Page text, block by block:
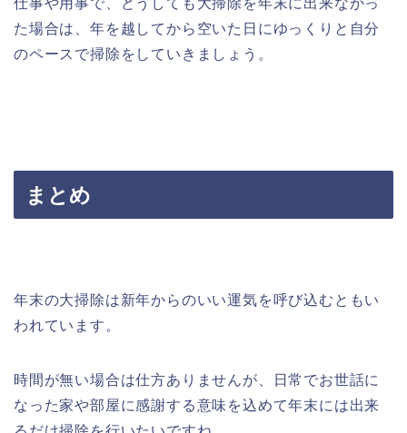
た場合は、年を越してから空いた日にゆっくりと自分
のペースで掃除をしていきましょう。
まとめ
年末の大掃除は新年からのいい運気を呼び込むともい
われています。
時間が無い場合は仕方ありませんが、日常でお世話に
なった家や部屋に感謝する意味を込めて年末には出来